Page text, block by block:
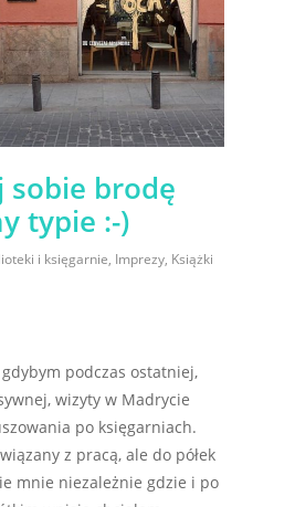
sobie brodę
typie :-)
i księgarnie, Imprezy, Książki
podczas ostatniej,
wizyty w Madrycie
po księgarniach.
z pracą, ale do półek
mnie niezależnie gdzie i po